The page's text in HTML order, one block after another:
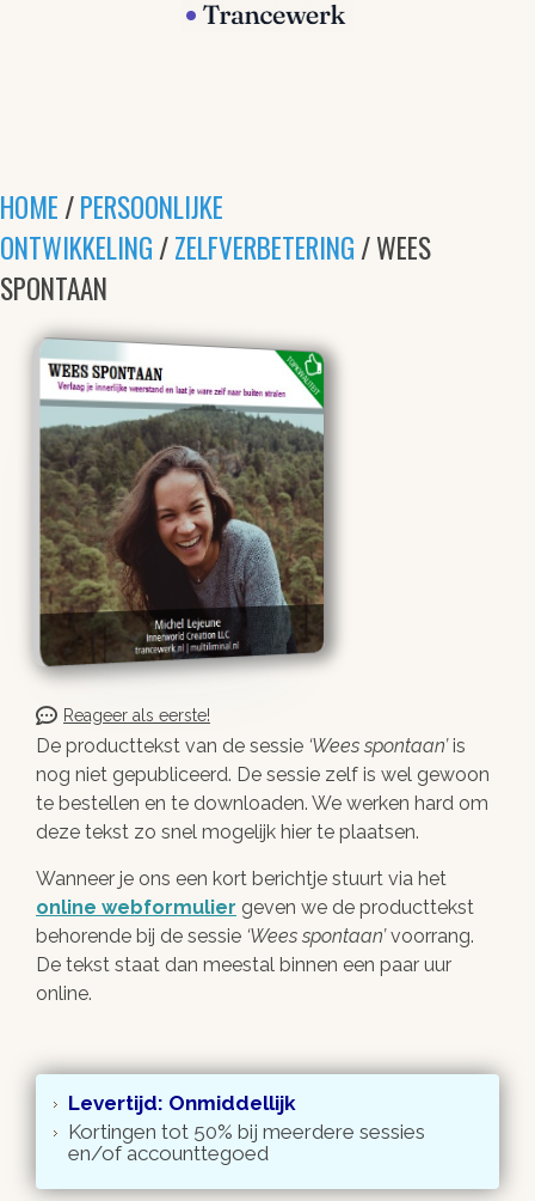
HOME/PERSOONLIJKE
ONTWIKKELING/ZELFVERBETERING/ WEES
SPONTAAN
Reageer als eerste!
De producttekst van de sessie Wees spontaanis
nog niet gepubliceerd. De sessie zelf is wel gewoon
te bestellen en te downloaden. We werken hard om
deze tekst zo snel mogelijk hier te plaatsen.
Wanneer je ons een kort berichtje stuurt via het
online webformulier geven we de producttekst
behorende bij de sessie Wees spontaanvoorrang.
De tekst staat dan meestal binnen een paar uur
online.
Levertijd: Onmiddellijk
Kortingen tot 50% bij meerdere sessies
en/of accounttegoed